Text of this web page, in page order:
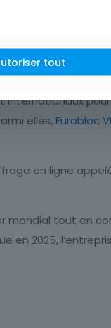
internationaux
elles,Eurobloc
en ligne
mondial tout en
en 2025,
tout